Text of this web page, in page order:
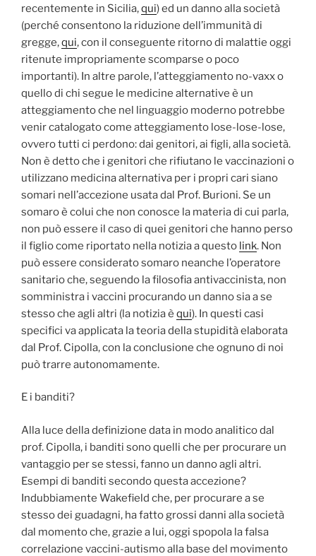
recentemente in Sicilia,qui) ed un danno alla società
(perché consentono la riduzione dell’immunità di
gregge,qui, con il conseguente ritorno di malattie oggi
ritenute impropriamente scomparse o poco
importanti). In altre parole, l’atteggiamento no-vaxx o
quello di chi segue le medicine alternative è un
atteggiamento che nel linguaggio moderno potrebbe
venir catalogato come atteggiamento lose-lose-lose,
ovvero tutti ci perdono: dai genitori, ai figli, alla società.
Non è detto che i genitori che rifiutano le vaccinazioni o
utilizzano medicina alternativa per i propri cari siano
somari nell’accezione usata dal Prof. Burioni. Se un
somaro è colui che non conosce la materia di cui parla,
non può essere il caso di quei genitori che hanno perso
il figlio come riportato nella notizia a questo link. Non
può essere considerato somaro neanche l’operatore
sanitario che, seguendo la filosofia antivaccinista, non
somministra i vaccini procurando un danno sia a se
stesso che agli altri (la notizia è qui). In questi casi
specifici va applicata la teoria della stupidità elaborata
dal Prof. Cipolla, con la conclusione che ognuno di noi
può trarre autonomamente.
E i banditi?
Alla luce della definizione data in modo analitico dal
prof. Cipolla, i banditi sono quelli che per procurare un
vantaggio per se stessi, fanno un danno agli altri.
Esempi di banditi secondo questa accezione?
Indubbiamente Wakefield che, per procurare a se
stesso dei guadagni, ha fatto grossi danni alla società
dal momento che, grazie a lui, oggi spopola la falsa
correlazione vaccini-autismo alla base del movimento